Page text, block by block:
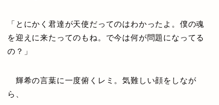
「とにかく君達が天使だってのはわかったよ。僕の魂
を迎えに来たってのもね。で今は何が問題になってる
の？」
輝希の言葉に一度俯くレミ。気難しい顔をしなが
ら、